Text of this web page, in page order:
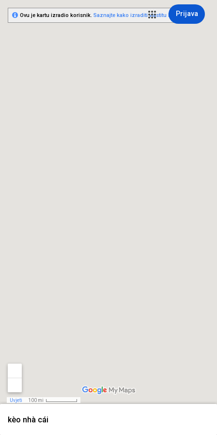
Prijava
kèo nhà cái
Uvjeti 100 mi
Ovu je kartu izradio korisnik. Saznajte kako izraditi vlastitu kartu.